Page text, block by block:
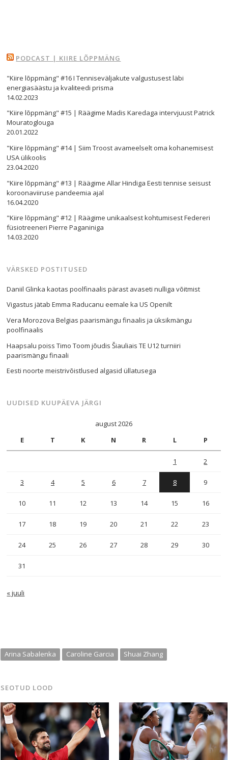
PODCAST | KIIRE LÕPPMÄNG
"Kiire lõppmäng" #16 I Tenniseväljakute valgustusest läbi
energiasäästu ja kvaliteedi prisma
14.02.2023
"Kiire lõppmäng" #15 | Räägime Madis Karedaga intervjuust Patrick
Mouratoglouga
20.01.2022
"Kiire lõppmäng" #14 | Siim Troost avameelselt oma kohanemisest
USA ülikoolis
23.04.2020
"Kiire lõppmäng" #13 | Räägime Allar Hindiga Eesti tennise seisust
koroonaviiruse pandeemia ajal
16.04.2020
"Kiire lõppmäng" #12 | Räägime unikaalsest kohtumisest Federeri
füsiotreeneri Pierre Paganiniga
14.03.2020
VÄRSKED POSTITUSED
Daniil Glinka kaotas poolfinaalis pärast avaseti nulliga võitmist
Vigastus jätab Emma Raducanu eemale ka US Openilt
Vera Morozova Belgias paarismängu finaalis ja üksikmängu
poolfinaalis
Haapsalu poiss Timo Toom jõudis Šiauliais TE U12 turniiri
paarismängu finaali
Eesti noorte meistrivõistlused algasid üllatusega
UUDISED KUUPÄEVA JÄRGI
august 2026
E
T K N R L P
1 2
3 4 5 6 7 8 9
10 11 12 13 14 15 16
17 18 19 20 21 22 23
24 25 26 27 28 29 30
31
« juuli
Arina Sabalenka Caroline Garcia Shuai Zhang
SEOTUD LOOD